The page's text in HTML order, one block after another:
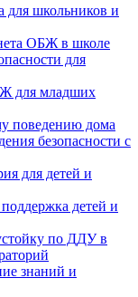
для школьников и
ОБЖ в школе
для
для младших
поведению дома
безопасности с
для детей и
детей и
по ДДУ в
знаний и